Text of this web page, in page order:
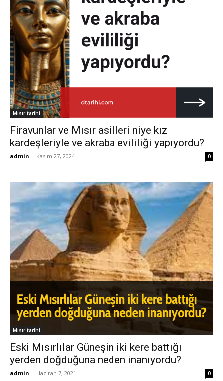
Mısır tarihi
Firavunlar ve Mısır asilleri niye kız
kardeşleriyle ve akraba evililiği yapıyordu?
admin - Kasım 27, 2024 0
Mısır tarihi
Eski Mısırlılar Güneşin iki kere battığı
yerden doğduğuna neden inanıyordu?
admin - Haziran 7, 2021 0